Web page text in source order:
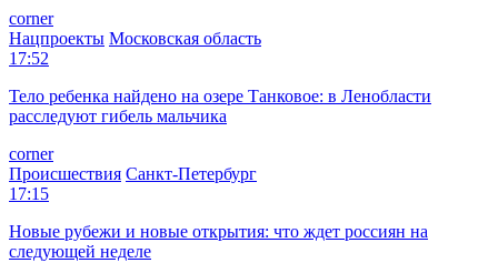
corner
Нацпроекты Московская область
17:52
Тело ребенка найдено на озере Танковое: в Ленобласти
расследуют гибель мальчика
corner
Происшествия Санкт-Петербург
17:15
Новые рубежи и новые открытия: что ждет россиян на
следующей неделе